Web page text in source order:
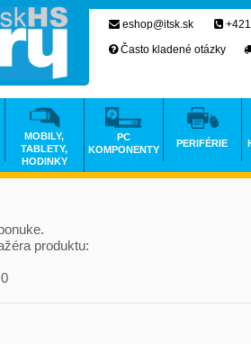
produktu:
eshop@itsk.sk
Často kladené otázky
MOBILY,
TABLETY,
HODINKY
PC
KOMPONENTY
PERIFÉRIE